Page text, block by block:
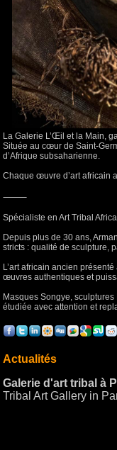
La Galerie L’Œil et la Main,
Située au cœur de Saint-
d’Afrique subsaharienne.
Chaque œuvre d’art africain
⸻
Spécialiste en Art Tribal
Depuis plus de 30 ans,
stricts : qualité de sculpture,
L’art africain ancien
œuvres authentiques et
Masques Songye,
étudiée avec attention et
Actualités
Galerie d'art tribal à
Tribal Art Gallery in